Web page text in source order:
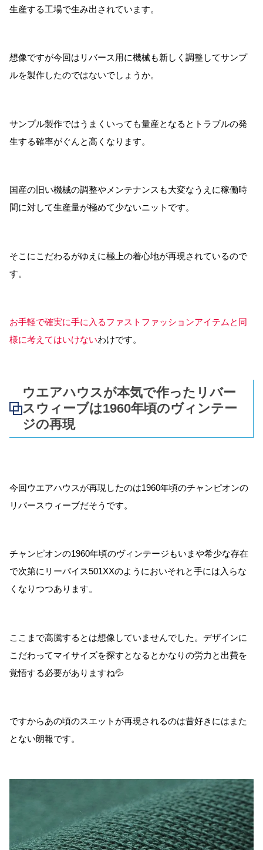
生産する工場で生み出されています。
想像ですが今回はリバース用に機械も新しく調整してサンプ
ルを製作したのではないでしょうか。
サンプル製作ではうまくいっても量産となるとトラブルの発
生する確率がぐんと高くなります。
国産の旧い機械の調整やメンテナンスも大変なうえに稼働時
間に対して生産量が極めて少ないニットです。
そこにこだわるがゆえに極上の着心地が再現されているので
す。
お手軽で確実に手に入るファストファッションアイテムと同
様に考えてはいけないわけです。
ウエアハウスが本気で作ったリバー
スウィーブは1960年頃のヴィンテー
ジの再現
今回ウエアハウスが再現したのは1960年頃のチャンピオンの
リバースウィーブだそうです。
チャンピオンの1960年頃のヴィンテージもいまや希少な存在
で次第にリーバイス501XXのようにおいそれと手には入らな
くなりつつあります。
ここまで高騰するとは想像していませんでした。デザインに
こだわってマイサイズを探すとなるとかなりの労力と出費を
覚悟する必要がありますね💦
ですからあの頃のスエットが再現されるのは昔好きにはまた
とない朗報です。